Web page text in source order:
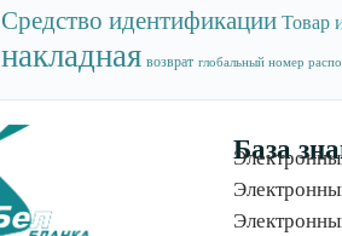
Средство идентификации Товар
накладная возврат глобальный номер
База